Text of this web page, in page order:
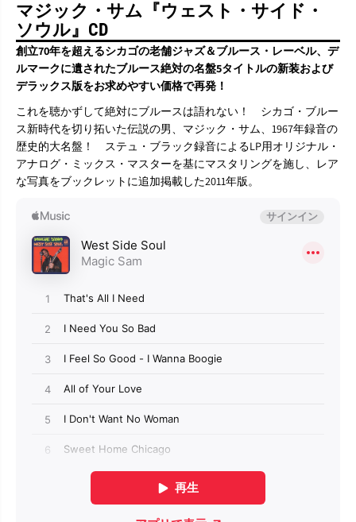
e
s
t
S
i
d
e
S
o
u
l
』
C
e
s
t
S
i
d
e
S
o
u
』
C
マジック・サム『ウェスト・サイド・
ソウル』CD
創立70年を超えるシカゴの老舗ジャズ＆ブルース・レーベル、デ
ルマークに遺されたブルース絶対の名盤5タイトルの新装および
デラックス版をお求めやすい価格で再発！
これを聴かずして絶対にブルースは語れない！ シカゴ・ブルー
ス新時代を切り拓いた伝説の男、マジック・サム、1967年録音の
歴史的大名盤！ ステュ・ブラック録音によるLP用オリジナル・
アナログ・ミックス・マスターを基にマスタリングを施し、レア
な写真をブックレットに追加掲載した2011年版。